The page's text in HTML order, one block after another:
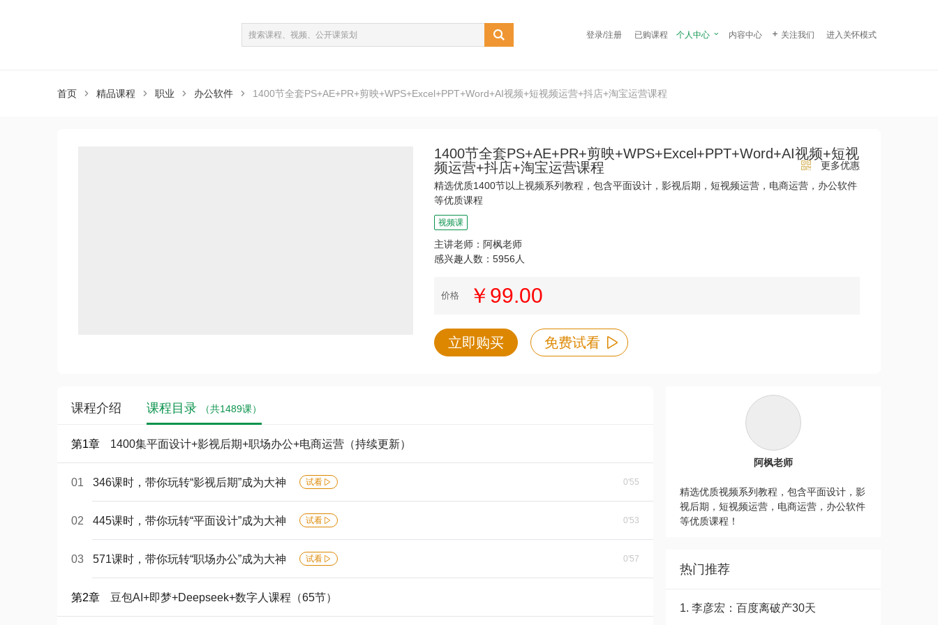
登录/注册 已购课程 个人中心  内容中心  关注我们 进入关怀模式
首页  精品课程  职业  办公软件  1400节全套PS+AE+PR+剪映+WPS+Excel+PPT+Word+AI视频+短视频运营+抖店+淘宝运营课程
（共1489课）
1400节全套PS+AE+PR+剪映+WPS+Excel+PPT+Word+AI视频+短视
频运营+抖店+淘宝运营课程
更多优惠
精选优质1400节以上视频系列教程，包含平面设计，影视后期，短视频运营，电商运营，办公软件
等优质课程
视频课
主讲老师：阿枫老师
感兴趣人数：5956人
价格 ￥99.00
立即购买 免费试看
阿枫老师
精选优质视频系列教程，包含平面设计，影
视后期，短视频运营，电商运营，办公软件
等优质课程！
热门推荐
1. 李彦宏：百度离破产30天
课程介绍 课程目录 （共1489课）
第1章 1400集平面设计+影视后期+职场办公+电商运营（持续更新）
0'55
01 346课时，带你玩转“影视后期”成为大神 试看
0'53
02 445课时，带你玩转“平面设计”成为大神 试看
0'57
03 571课时，带你玩转“职场办公”成为大神 试看
第2章 豆包AI+即梦+Deepseek+数字人课程（65节）